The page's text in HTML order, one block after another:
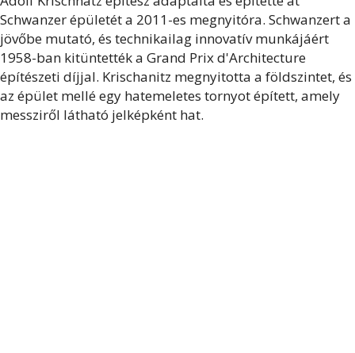
Schwanzer épületét a 2011-es megnyitóra. Schwanzert a
jövőbe mutató, és technikailag innovatív munkájáért
1958-ban kitüntették a Grand Prix d'Architecture
építészeti díjjal. Krischanitz megnyitotta a földszintet, és
az épület mellé egy hatemeletes tornyot épített, amely
messziről látható jelképként hat.